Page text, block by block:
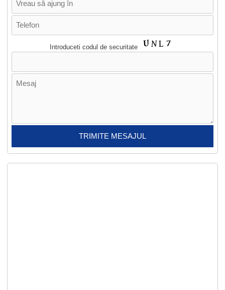
Introduceti codul de securitate